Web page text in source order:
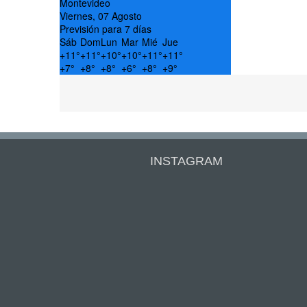
Montevideo
Viernes, 07 Agosto
Previsión para 7 días
Sáb DomLun Mar Mié Jue
+11°+11°+10°+10°+11°+11°
+7° +8° +8° +6° +8° +9°
INSTAGRAM